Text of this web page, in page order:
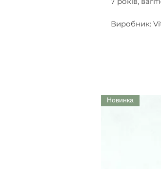
Виробник:
Новинка